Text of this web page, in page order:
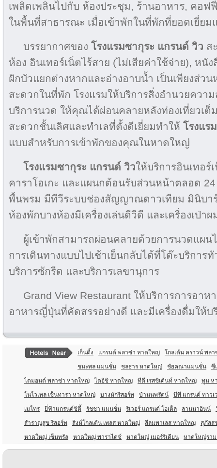
เพลิดเพลินไปกับ ห้องประชุม, ร้านอาหาร, คอฟ
ในพื้นที่สาธารณะ เมื่อเข้าพักในที่พักที่ยอดเยี่ยม
บรรยากาศของ โรงแรมซากุระ แกรนด์ วิว ส
ห้อง อินเทอร์เน็ตไร้สาย (ไม่เสียค่าใช้จ่าย), หนั
ฝักบัวแยกต่างหากและอ่างอาบน้ำ เป็นเพียงส่ว
สะดวกในที่พัก โรงแรมให้บริการสิ่งอำนวยควา
บริการนวด ให้คุณได้ผ่อนคลายหลังท่องเที่ยวเต็
สะดวกชั้นเลิศและทำเลที่ตั้งดีเยี่ยมทำให้ โรงแร
แบบสำหรับการเข้าพักของคุณในหาดใหญ่
โรงแรมซากุระ แกรนด์ วิวให้บริการอินเทอร์
คาราโอเกะ และแผนกต้อนรับส่วนหน้าตลอด
พื้นพรม มีทีวีระบบช่องสัญญาณดาวเทียม มินิบา
ห้องพักบางห้องมีเครื่องเล่นดีวีดี และเครื่องเป่าผ
ผู้เข้าพักสามารถผ่อนคลายด้วยการนวดแผน
การเดินทางแบบไปเช้าเย็นกลับได้ที่โต๊ะบริการ
บริการซักรีด และบริการเลขานุการ
Grand View Restaurant ให้บริการการอาห
อาหารญี่ปุ่นที่คัดสรรอย่างดี และมีเครื่องดื่มให้บ
เก็นติ้ง แกรนด์ พลาซ่า หาดใหญ่ โกลเด้น คราวน์ พลา
ชนะพล แมนชั่น ชลธาร หาดใหญ่ ชัยคณาแมนชั่น ซี
ไดมอนด์ พลาซ่า หาดใหญ่ ไดอิชิ หาดใหญ่ ทีดี เรสซิเด้นท์ หาดใหญ่ ทูน ห
โนโวเทล เซ็นทารา หาดใหญ่ บางหักรีสอร์ท บ้านนพรัตน์ บีพี แกรนด์ ทาว
เมโทร ยี่ฟ้าแกรนด์ซิตี้ รัชชา แมนชั่น ริเวอร์ แกรนด์ โฮเต็ล ลานนาอินน์
สำราญสุข รีสอร์ท สิงห์โกลเด้น เพลส หาดใหญ่ สีลมพาเลส หาดใหญ่ สุภัสส
หาดใหญ่ เซ็นทรัล หาดใหญ่ พาราไดซ์ หาดใหญ่ เมอร์ริเดียน หาดใหญ่รา